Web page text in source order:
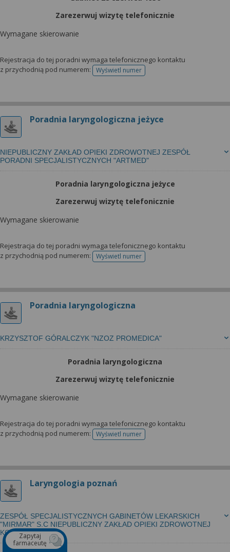
Zarezerwuj wizytę telefonicznie
Wymagane skierowanie
Rejestracja do tej poradni wymaga telefonicznego kontaktu
z przychodnią pod numerem:
Wyświetl numertelefonu do rejestracji
Poradnia laryngologiczna jeżyce
NIEPUBLICZNY ZAKŁAD OPIEKI ZDROWOTNEJ ZESPÓŁ
PORADNI SPECJALISTYCZNYCH "ARTMED"
Poradnia laryngologiczna jeżyce
Zarezerwuj wizytę telefonicznie
Wymagane skierowanie
Rejestracja do tej poradni wymaga telefonicznego kontaktu
z przychodnią pod numerem:
Wyświetl numertelefonu do rejestracji
Poradnia laryngologiczna
KRZYSZTOF GÓRALCZYK "NZOZ PROMEDICA"
Poradnia laryngologiczna
Zarezerwuj wizytę telefonicznie
Wymagane skierowanie
Rejestracja do tej poradni wymaga telefonicznego kontaktu
z przychodnią pod numerem:
Wyświetl numertelefonu do rejestracji
Laryngologia poznań
ZESPÓŁ SPECJALISTYCZNYCH GABINETÓW LEKARSKICH
"MIRMAR" S.C NIEPUBLICZNY ZAKŁAD OPIEKI ZDROWOTNEJ
KONSYLIARZ
Zapytaj
farmaceutę